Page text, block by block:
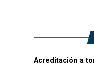
Acreditación a